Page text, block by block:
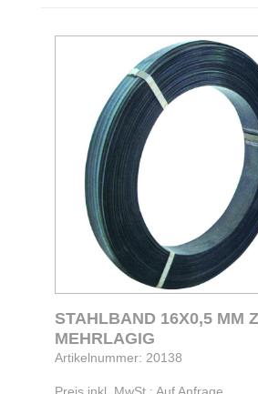
STAHLBAND 16X0,5 MM
MEHRLAGIG
Artikelnummer: 20138